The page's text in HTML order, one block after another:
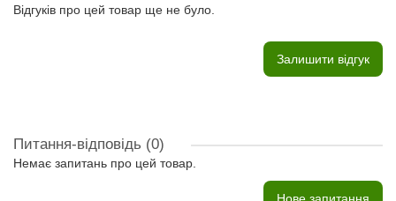
Відгуків про цей товар ще не було.
Залишити відгук
Питання-відповідь (0)
Немає запитань про цей товар.